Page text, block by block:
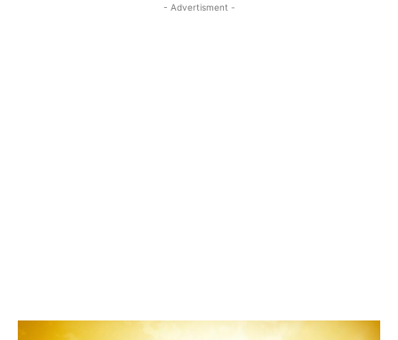
- Advertisment -